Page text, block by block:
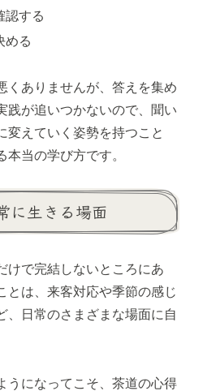
認する
める
くありませんが、答えを集め
践が追いつかないので、聞い
変えていく姿勢を持つこと
当の学び方です。
に生きる場面
けで完結しないところにあ
とは、来客対応や季節の感じ
、日常のさまざまな場面に自
うになってこそ、茶道の心得